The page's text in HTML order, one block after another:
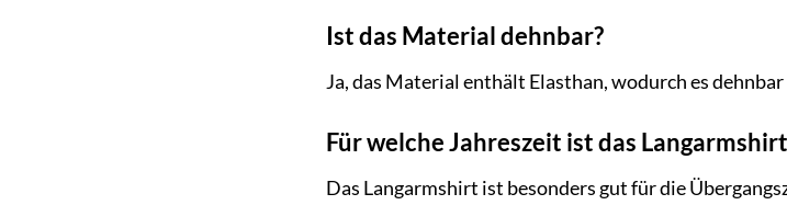
Ist das Material dehnbar?
Ja, das Material enthält Elasthan, wodurch es
Für welche Jahreszeit ist das
Das Langarmshirt ist besonders gut für die